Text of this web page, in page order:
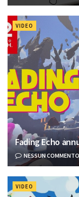
VIDEO
Fading Echo
NESSUN COMMENTO
VIDEO